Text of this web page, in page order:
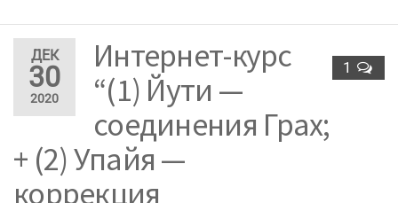
ДЕК
30
2020
1
Интернет-курс
“(1) Йути —
соединения Грах;
+ (2) Упайя —
коррекция